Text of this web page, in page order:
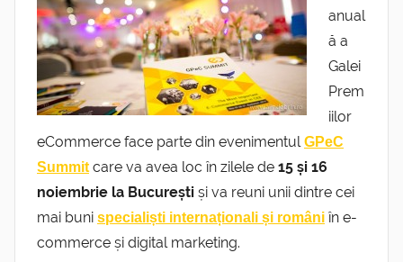
anual
ă a
Galei
Prem
iilor
eCommerce face parte din evenimentulGPeC
Summitcare va avea loc în zilele de 15 și 16
noiembrie la București și va reuni unii dintre cei
mai buni specialiști internaționali și români în e-
commerce și digital marketing.